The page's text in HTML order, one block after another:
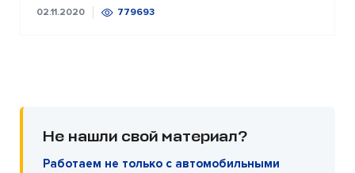
02.11.2020 779693
Не нашли свой материал?
Работаем не только с автомобильными